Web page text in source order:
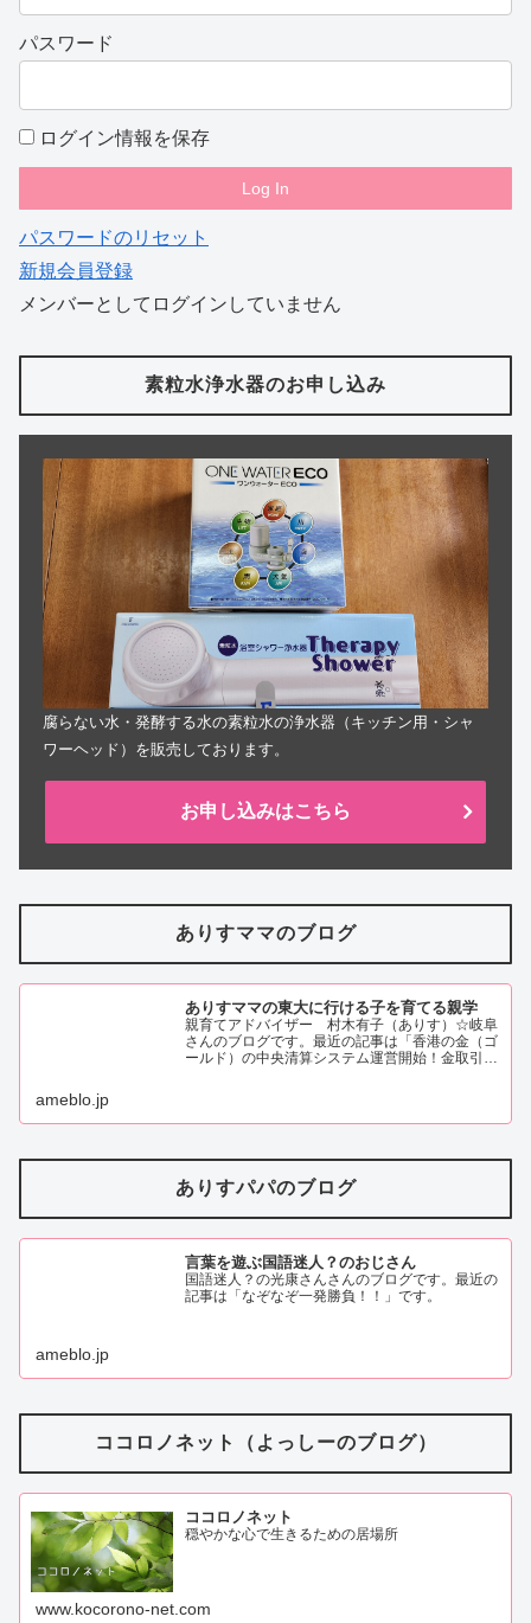
パスワード
ログイン情報を保存
パスワードのリセット
新規会員登録
メンバーとしてログインしていません
素粒水浄水器のお申し込み
腐らない水・発酵する水の素粒水の浄水器（キッチン用・シャ
ワーヘッド）を販売しております。
お申し込みはこちら
ありすママのブログ
ありすママの東大に行ける子を育てる親学
親育てアドバイザー 村木有子（ありす）☆岐阜
さんのブログです。最近の記事は「香港の金（ゴ
ールド）の中央清算システム運営開始！金取引の
ameblo.jp
ありすパパのブログ
言葉を遊ぶ国語迷人？のおじさん
国語迷人？の光康さんさんのブログです。最近の
記事は「なぞなぞ一発勝負！！」です。
ameblo.jp
ココロノネット（よっしーのブログ）
ココロノネット
穏やかな心で生きるための居場所
www.kocorono-net.com